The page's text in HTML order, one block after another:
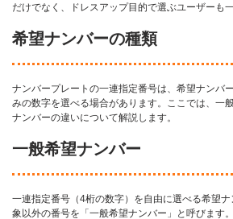
だけでなく、ドレスアップ目的で選ぶユーザーも
希望ナンバーの種類
ナンバープレートの一連指定番号は、希望ナンバ
みの数字を選べる場合があります。ここでは、一
ナンバーの違いについて解説します。
一般希望ナンバー
一連指定番号（4桁の数字）を自由に選べる希望
象以外の番号を「一般希望ナンバー」と呼びます